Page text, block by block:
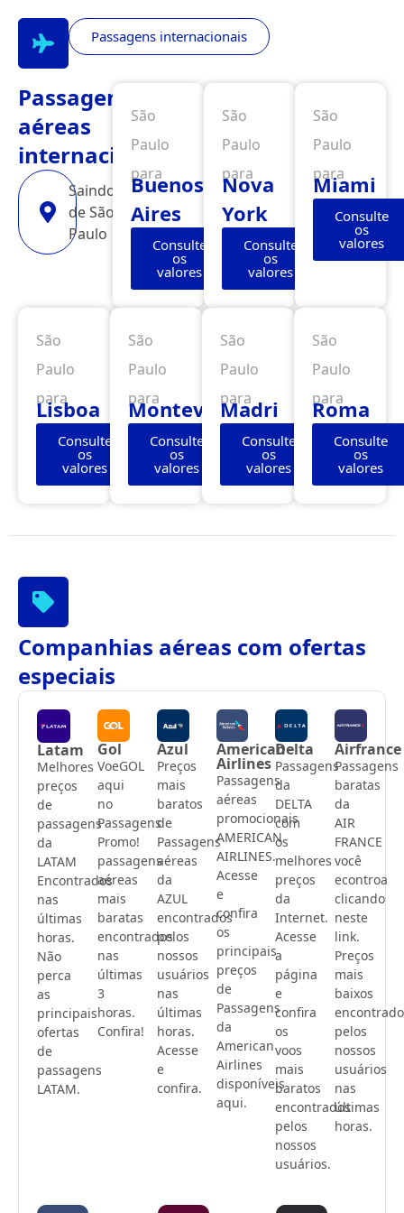
Passagens internacionais
Passagens
aéreas
internacionais
Saindo
de São
Paulo
São
Paulo
para
Buenos
Aires
Consulte
os
valores
São
Paulo
para
Nova
York
Consulte
os
valores
São
Paulo
para
Miami
Consulte
os
valores
São
Paulo
para
Lisboa
Consulte
os
valores
São
Paulo
para
Montevidéu
Consulte
os
valores
São
Paulo
para
Madri
Consulte
os
valores
São
Paulo
para
Roma
Consulte
os
valores
Companhias aéreas com ofertas
especiais
Latam
Melhores
preços
de
passagens
da
LATAM
Encontrados
nas
últimas
horas.
Não
perca
as
principais
ofertas
de
passagens
LATAM.
Gol
VoeGOL
aqui
no
Passagens
Promo!
passagens
aéreas
mais
baratas
encontrados
nas
últimas
3
horas.
Confira!
Azul
Preços
mais
baratos
de
Passagens
aéreas
da
AZUL
encontrados
pelos
nossos
usuários
nas
últimas
horas.
Acesse
e
confira.
American
Airlines
Passagens
aéreas
promocionais
AMERICAN
AIRLINES.
Acesse
e
confira
os
principais
preços
de
Passagens
da
American
Airlines
disponíveis
aqui.
Delta
Passagens
da
DELTA
com
os
melhores
preços
da
Internet.
Acesse
a
página
e
confira
os
voos
mais
baratos
encontrados
pelos
nossos
usuários.
Airfrance
Passagens
baratas
da
AIR
FRANCE
você
econtroa
clicando
neste
link.
Preços
mais
baixos
pelos
nossos
usuários
nas
últimas
horas.